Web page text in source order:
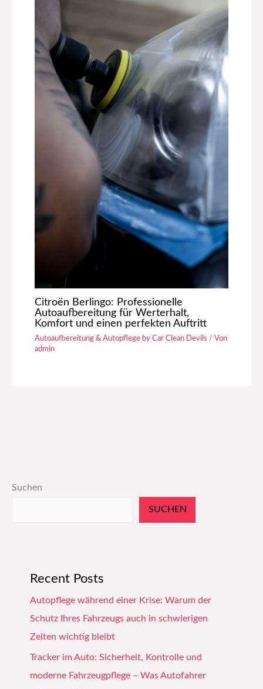
Citroën Berlingo: Professionelle
Autoaufbereitung für Werterhalt,
Komfort und einen perfekten Auftritt
Autoaufbereitung & Autopflege by Car Clean Devils / Von
admin
Suchen
SUCHEN
Recent Posts
Autopflege während einer Krise: Warum der
Schutz Ihres Fahrzeugs auch in schwierigen
Zeiten wichtig bleibt
Tracker im Auto: Sicherheit, Kontrolle und
moderne Fahrzeugpflege – Was Autofahrer